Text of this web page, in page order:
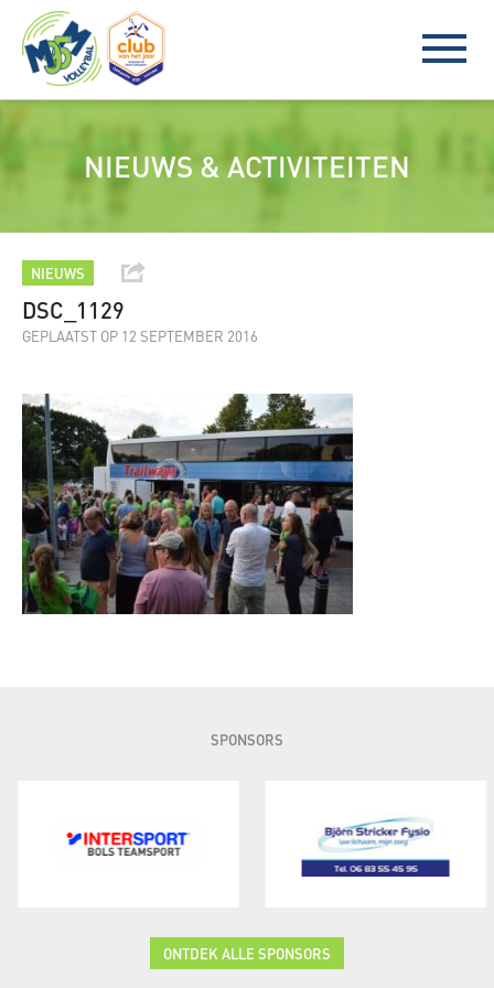
NIEUWS & ACTIVITEITEN
NIEUWS
DSC_1129
GEPLAATST OP 12 SEPTEMBER 2016
SPONSORS
ONTDEK ALLE SPONSORS